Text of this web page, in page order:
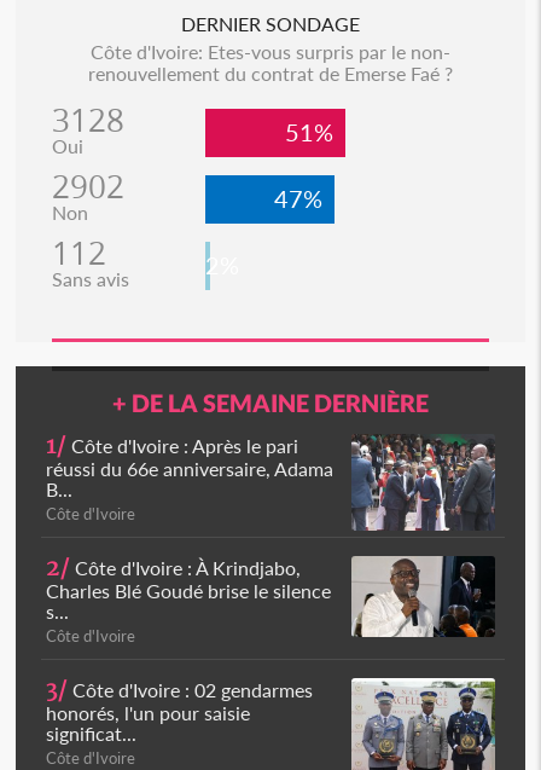
DERNIER SONDAGE
Côte d'Ivoire: Etes-vous surpris par le non-
renouvellement du contrat de Emerse Faé ?
3128
Oui 51%
2902
Non 47%
112
Sans avis 2%
+ DE LA SEMAINE DERNIÈRE
1/ Côte d'Ivoire : Après le pari
réussi du 66e anniversaire, Adama
B...
Côte d'Ivoire
2/ Côte d'Ivoire : À Krindjabo,
Charles Blé Goudé brise le silence
s...
Côte d'Ivoire
3/ Côte d'Ivoire : 02 gendarmes
honorés, l'un pour saisie
significat...
Côte d'Ivoire